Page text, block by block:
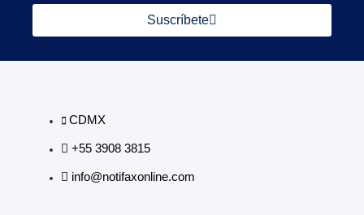
Suscríbete
CDMX
+55 3908 3815
info@notifaxonline.com